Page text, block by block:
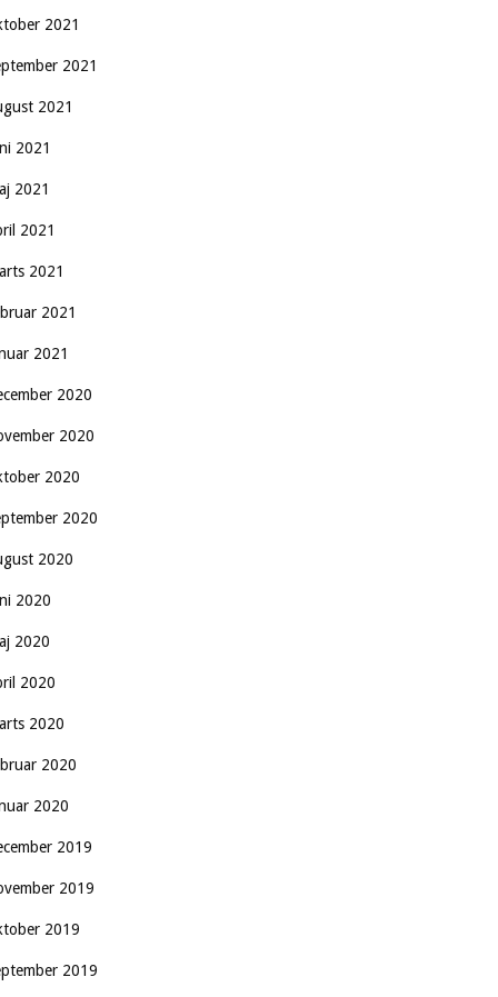
2021
2021
2021
2021
2021
2021
2021
2021
2021
2020
2020
2020
2020
2020
2020
2020
2020
2020
2020
2020
2019
2019
2019
2019